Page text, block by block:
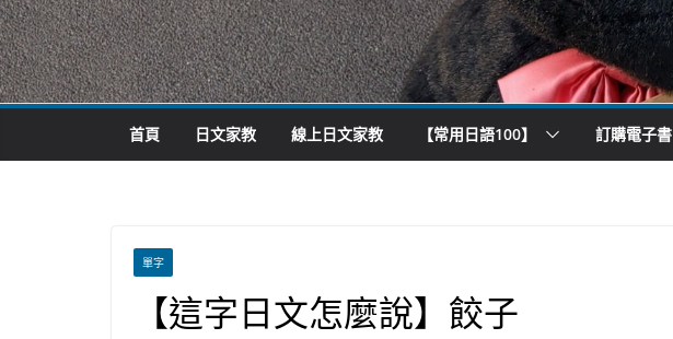
首頁 日文家教 線上日文家教 【常用日語100】 訂購電子書
單字
【這字日文怎麼說】餃子